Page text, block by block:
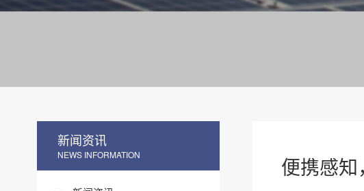
新闻资讯
NEWS INFORMATION
便携感